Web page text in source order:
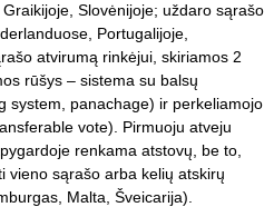
Slovėnijoje; uždaro sąrašo
Portugalijoje,
atvirumą rinkėjui, skiriamos 2
rūšys – sistema su balsų
system, panachage) ir perkeliamojo
vote). Pirmuoju atveju
renkama atstovų, be to,
vieno sąrašo arba kelių atskirų
Malta, Šveicarija).